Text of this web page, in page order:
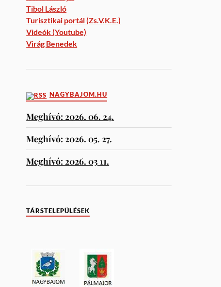
Tibol László
Turisztikai portál (Zs.V.K.E.)
Videók (Youtube)
Virág Benedek
NAGYBAJOM.HU
Meghívó: 2026. 06. 24.
Meghívó: 2026. 05. 27.
Meghívó: 2026. 03 11.
TÁRSTELEPÜLÉSEK